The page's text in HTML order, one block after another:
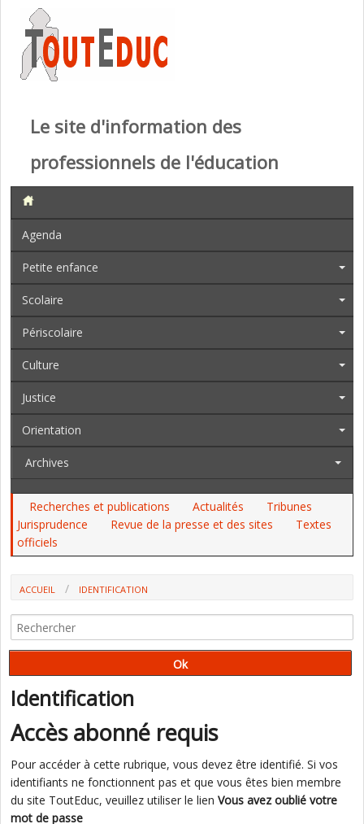
Le site d'information des
professionnels de l'éducation
Agenda
Petite enfance
Scolaire
Périscolaire
Culture
Justice
Orientation
Archives
Recherches et publications Actualités
Tribunes
Jurisprudence
Revue de la presse et des sites
Textes
officiels
ACCUEIL IDENTIFICATION
Identification
Accès abonné requis
Pour accéder à cette rubrique, vous devez être identifié. Si vos
identifiants ne fonctionnent pas et que vous êtes bien membre
du site ToutEduc, veuillez utiliser le lien Vous avez oublié votre
mot de passe